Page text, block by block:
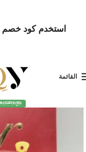
استخدم كود خصم
القائمة